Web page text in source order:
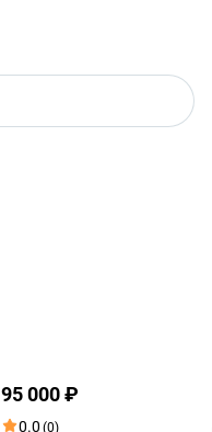
95 000 ₽
0.0 (0)